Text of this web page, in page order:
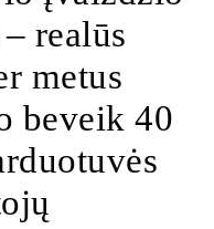
realūs
metus
beveik 40